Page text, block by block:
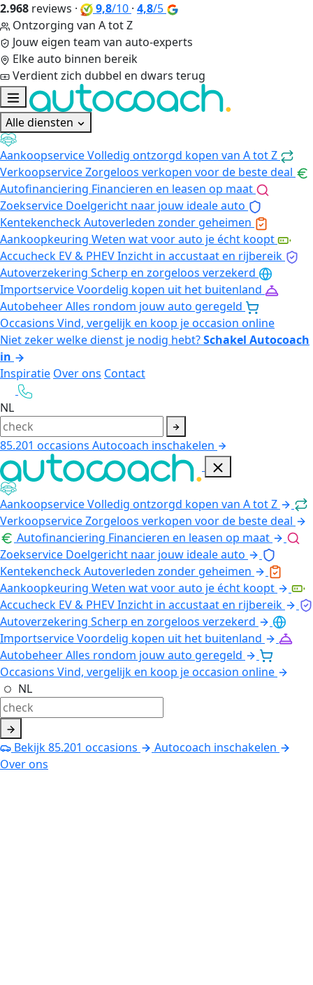
2.968 reviews · 9,8/10 · 4,8/5
Ontzorging van A tot Z
Jouw eigen team van auto-experts
Elke auto binnen bereik
Verdient zich dubbel en dwars terug
Alle diensten
AankoopserviceVolledig ontzorgd kopen van A tot Z
VerkoopserviceZorgeloos verkopen voor de beste deal
Autofinanciering Financieren en leasen op maat
Zoekservice Doelgericht naar jouw ideale auto
KentekencheckAutoverleden zonder geheimen
Aankoopkeuring Weten wat voor auto je écht koopt
Accucheck EV & PHEVInzicht in accustaat en rijbereik
Autoverzekering Scherp en zorgeloos verzekerd
ImportserviceVoordelig kopen uit het buitenland
AutobeheerAlles rondom jouw auto geregeld
Occasions Vind, vergelijk en koop je occasion online
Niet zeker welke dienst je nodig hebt?Schakel Autocoach
in
Inspiratie Over ons Contact
NL
85.201 occasions Autocoach inschakelen
AankoopserviceVolledig ontzorgd kopen van A tot Z
VerkoopserviceZorgeloos verkopen voor de beste deal
Autofinanciering Financieren en leasen op maat
Zoekservice Doelgericht naar jouw ideale auto
KentekencheckAutoverleden zonder geheimen
Aankoopkeuring Weten wat voor auto je écht koopt
Accucheck EV & PHEVInzicht in accustaat en rijbereik
Autoverzekering Scherp en zorgeloos verzekerd
ImportserviceVoordelig kopen uit het buitenland
AutobeheerAlles rondom jouw auto geregeld
Occasions Vind, vergelijk en koop je occasion online
NL
Bekijk85.201 occasions
Autocoach inschakelen
Over ons